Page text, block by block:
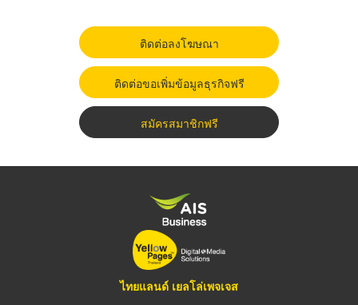
ติดต่อลงโฆษณา
ติดต่อขอเพิ่มข้อมูลธุรกิจฟรี
สมัครสมาชิกฟรี
ไทยแลนด์ เยลโล่เพจเจส